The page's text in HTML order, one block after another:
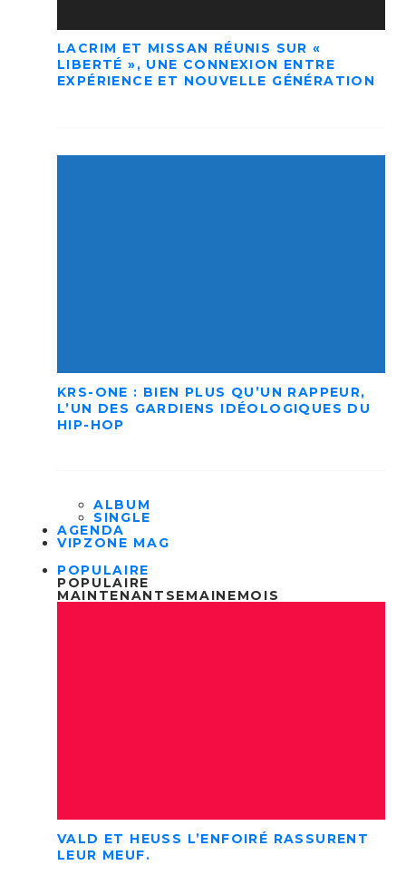
LACRIM ET MISSAN RÉUNIS SUR «
LIBERTÉ », UNE CONNEXION ENTRE
EXPÉRIENCE ET NOUVELLE GÉNÉRATION
KRS-ONE : BIEN PLUS QU’UN RAPPEUR,
L’UN DES GARDIENS IDÉOLOGIQUES DU
HIP-HOP
ALBUM
SINGLE
AGENDA
VIPZONE MAG
POPULAIRE
POPULAIRE
MAINTENANT SEMAINEMOIS
VALD ET HEUSS L’ENFOIRÉ RASSURENT
LEUR MEUF.